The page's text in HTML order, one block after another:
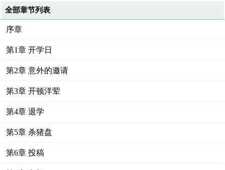
全部章节列表
序章
第1章 开学日
第2章 意外的邀请
第3章 开顿洋荤
第4章 退学
第5章 杀猪盘
第6章 投稿